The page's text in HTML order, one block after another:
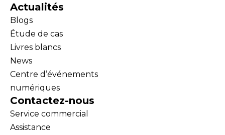
Actualités
Blogs
Étude de cas
Livres blancs
News
Centre d’événements
numériques
Contactez-nous
Service commercial
Assistance